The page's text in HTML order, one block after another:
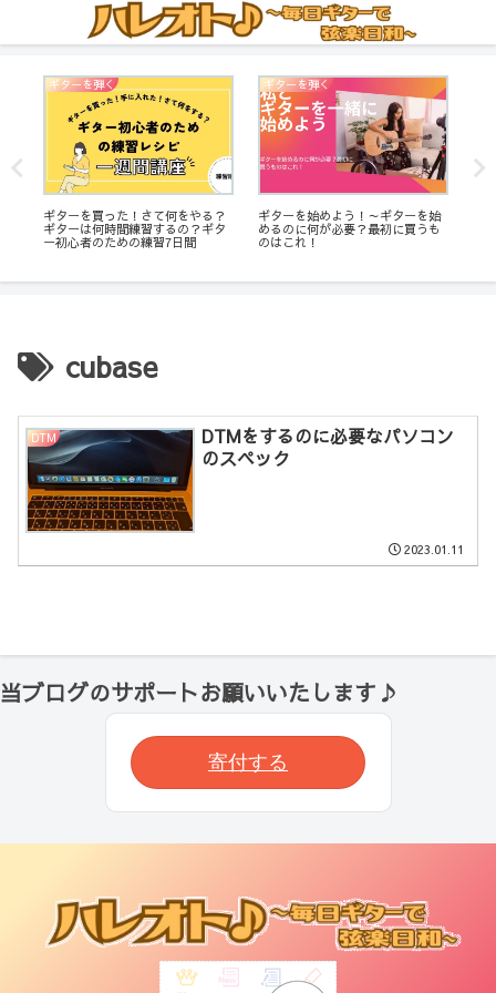
ギターを弾く
ギターを買った！さて何をやる？
ギターは何時間練習するの？ギタ
ー初心者のための練習7日間
ギターを弾く
ギターを始めよう！～ギターを始
めるのに何が必要？最初に買うも
のはこれ！
cubase
DTM
DTMをするのに必要なパソコン
のスペック
2023.01.11
当ブログのサポートお願いいたします♪
寄付する